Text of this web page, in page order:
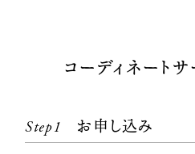
コーディネート
Step1 お申し込み